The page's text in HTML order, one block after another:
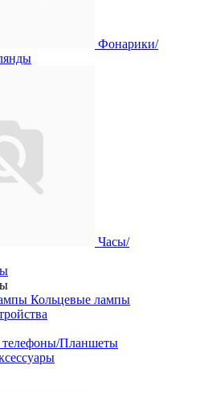
Фонарики/
Часы/
Кольцевые лампы
Планшеты